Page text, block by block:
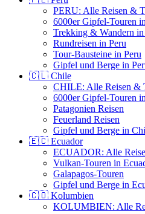
PERU: Alle Reisen &
6000er Gipfel-Touren
Trekking & Wandern in
Rundreisen in Peru
Tour-Bausteine in Peru
Gipfel und Berge in
🇨🇱 Chile
CHILE: Alle Reisen &
6000er Gipfel-Touren
Patagonien Reisen
Feuerland Reisen
Gipfel und Berge in
🇪🇨 Ecuador
ECUADOR: Alle
Vulkan-Touren in
Galapagos-Touren
Gipfel und Berge in
🇨🇴 Kolumbien
KOLUMBIEN: Alle